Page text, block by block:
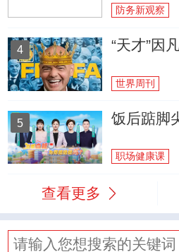
防务新观察
4 “天才”因
世界周刊
5 饭后踮脚
职场健康课
查看更多